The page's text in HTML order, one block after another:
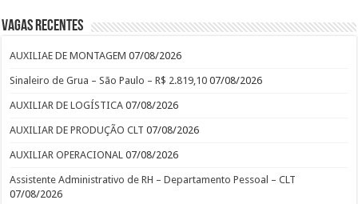
Vagas recentes
AUXILIAE DE MONTAGEM 07/08/2026
Sinaleiro de Grua – São Paulo – R$ 2.819,10 07/08/2026
AUXILIAR DE LOGÍSTICA 07/08/2026
AUXILIAR DE PRODUÇÃO CLT 07/08/2026
AUXILIAR OPERACIONAL 07/08/2026
Assistente Administrativo de RH – Departamento Pessoal – CLT
07/08/2026